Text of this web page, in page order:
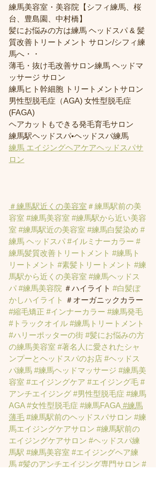
練馬美容室・美容院【シフィ練馬、桜
台、豊島園、中村橋】
髪にお悩みの方は練馬 ヘッドスパ & 髪
質改善トリートメント サロン/シフィ練
馬へ・・
薄毛・抜け毛改善サロン練馬 ヘッドマ
ッサージ サロン
練馬ヒト幹細胞 トリートメントサロン
男性型脱毛症（AGA) 女性型脱毛症
(FAGA)
ヘアカットもできる発毛育毛サロン
練馬駅ヘッドスパ•ヘッドスパ練馬
練馬 エイジングヘアケアヘッドスパサ
ロン
＃練馬駅近くの美容室 ＃練馬駅前の美
容室 #練馬美容室 #練馬駅から近い美容
室 #練馬駅近の美容室 #練馬白髪染め #
練馬 ヘッドスパ #イルミナーカラー #
練馬髪質改善トリートメント #練馬ト
リートメント #素髪トリートメント #練
馬駅から近くの美容室 #練馬ヘッドス
パ #練馬美容院 ＃ハイライト #白髪ぼ
かしハイライト
＃オーガニックカラー
#縮毛矯正 #インナーカラー #練馬発毛
#トラックオイル #練馬トリートメント
#ハリーポッターの街 #髪にお悩みの方
の練馬美容室 #著名人に愛されたシャ
ンプーとヘッドスパのお店 #ヘッドス
パ練馬 #練馬ヘッドマッサージ #練馬美
容室 #エイジングケア #エイジング毛 #
アンチエイジング #男性型脱毛症 #練馬
AGA #女性型脱毛症 #練馬FAGA #練馬
薄毛 #練馬駅前のヘッドスパサロン #練
馬エイジングケアサロン #練馬駅前の
エイジングケアサロン #ヘッドスパ練
馬駅 #練馬美容室 #エイジングヘア練
馬 #髪のアンチエイジング専門サロン #